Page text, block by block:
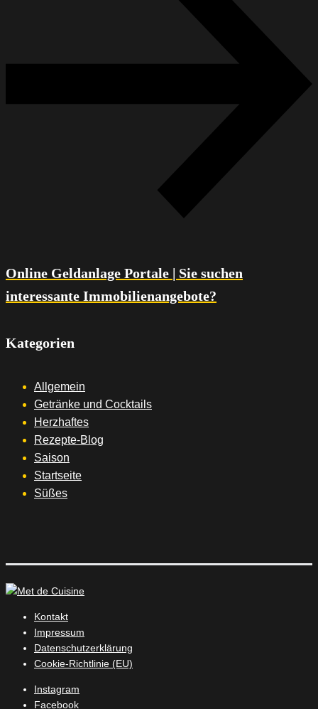
Online Geldanlage Portale | Sie suchen
interessante Immobilienangebote?
Kategorien
Allgemein
Getränke und Cocktails
Herzhaftes
Rezepte-Blog
Saison
Startseite
Süßes
Kontakt
Impressum
Datenschutzerklärung
Cookie-Richtlinie (EU)
Instagram
Facebook